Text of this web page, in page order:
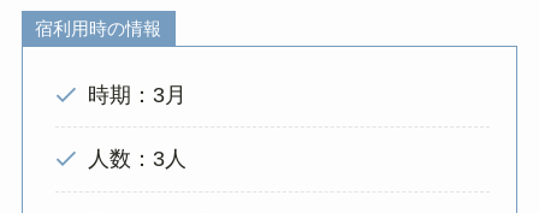
宿利用時の情報
時期：3月
人数：3人